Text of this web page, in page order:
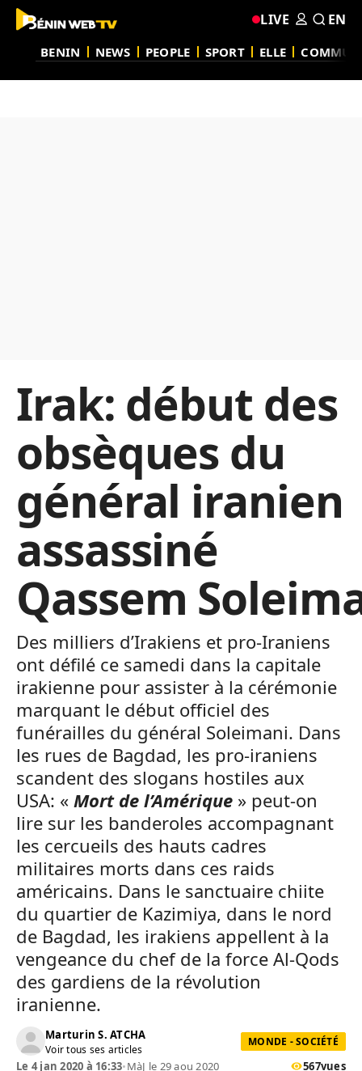
BENIN NEWS PEOPLE SPORT ELLE
LIVE EN
Irak: début des
obsèques du
général iranien
assassiné
Qassem
Des milliers d’Irakiens et pro-Iraniens
ont défilé ce samedi dans la capitale
irakienne pour assister à la cérémonie
marquant le début officiel des
funérailles du général Soleimani. Dans
les rues de Bagdad, les pro-iraniens
scandent des slogans hostiles aux
USA: « Mort de l’Amérique » peut-on
lire sur les banderoles accompagnant
les cercueils des hauts cadres
militaires morts dans ces raids
américains. Dans le sanctuaire chiite
du quartier de Kazimiya, dans le nord
de Bagdad, les irakiens appellent à la
vengeance du chef de la force Al-Qods
des gardiens de la révolution
iranienne.
Marturin S. ATCHA
Voir tous ses articles
MONDE - SOCIÉTÉ
Le 4 jan 2020 à 16:33•MàJ le 29 aou 2020 567vues